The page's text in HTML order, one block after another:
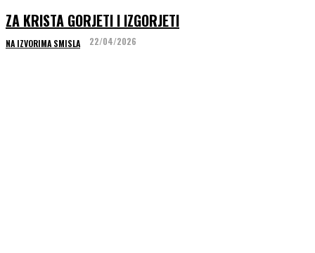
ZA KRISTA GORJETI I IZGORJETI
NA IZVORIMA SMISLA 22/04/2026